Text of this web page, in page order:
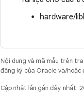
hardware/
Nội dung và mã mẫu trên
đăng ký của Oracle và/hoặc
Cập nhật lần gần đây nhất: